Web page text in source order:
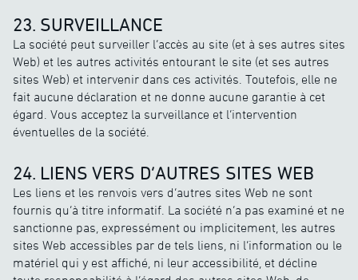
23. SURVEILLANCE
La société peut surveiller l’accès au site (et à ses autres sites
Web) et les autres activités entourant le site (et ses autres
sites Web) et intervenir dans ces activités. Toutefois, elle ne
fait aucune déclaration et ne donne aucune garantie à cet
égard. Vous acceptez la surveillance et l’intervention
éventuelles de la société.
24. LIENS VERS D’AUTRES SITES WEB
Les liens et les renvois vers d’autres sites Web ne sont
fournis qu’à titre informatif. La société n’a pas examiné et ne
sanctionne pas, expressément ou implicitement, les autres
sites Web accessibles par de tels liens, ni l’information ou le
matériel qui y est affiché, ni leur accessibilité, et décline